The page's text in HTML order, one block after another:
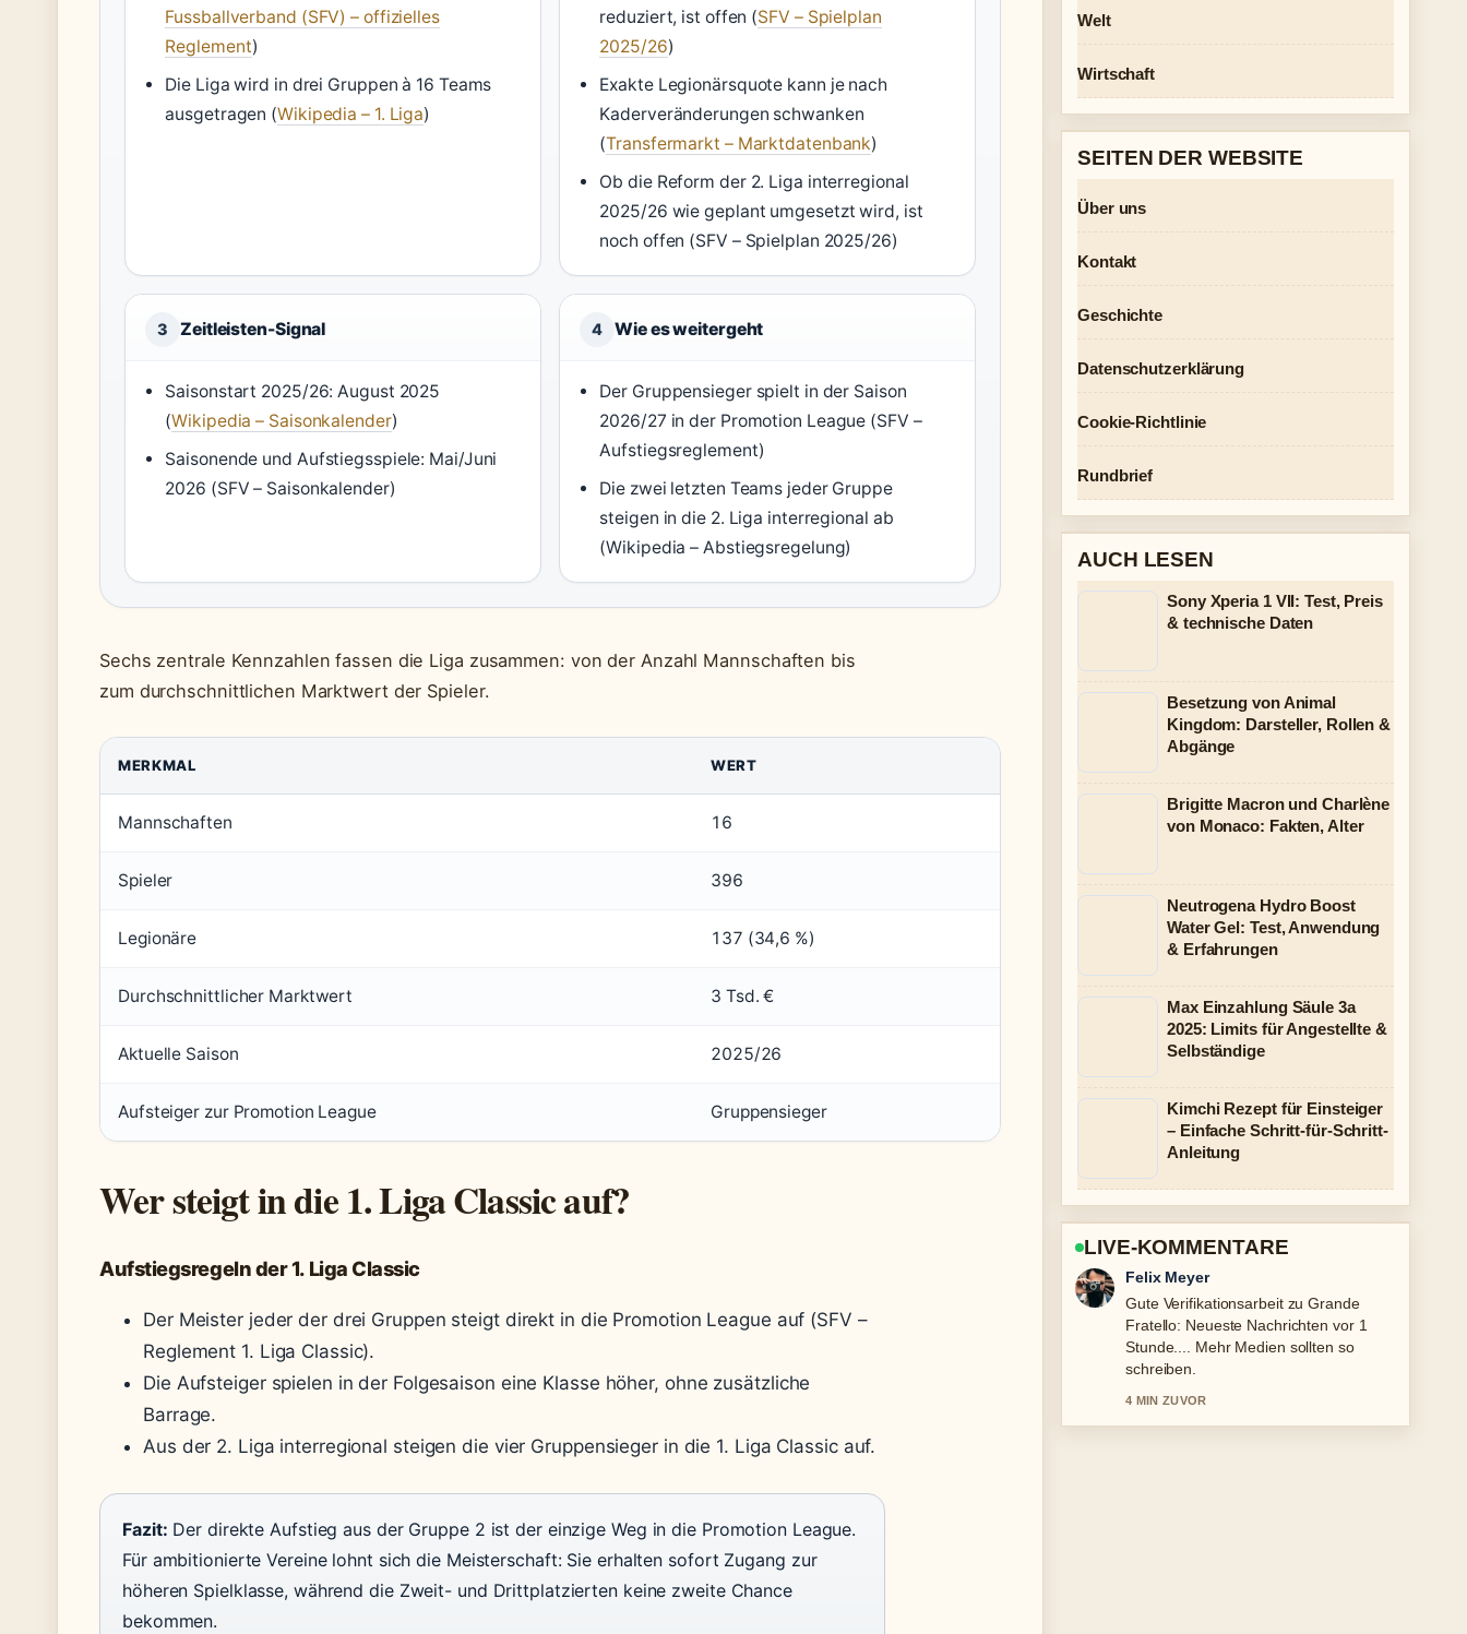
Fussballverband (SFV) – offizielles
Reglement)
Die Liga wird in drei Gruppen à 16 Teams
ausgetragen (Wikipedia – 1. Liga)
reduziert, ist offen (SFV – Spielplan
2025/26)
Exakte Legionärsquote kann je nach
Kaderveränderungen schwanken
(Transfermarkt – Marktdatenbank)
Ob die Reform der 2. Liga interregional
2025/26 wie geplant umgesetzt wird, ist
noch offen (SFV – Spielplan 2025/26)
3 Zeitleisten-Signal
Saisonstart 2025/26: August 2025
(Wikipedia – Saisonkalender)
Saisonende und Aufstiegsspiele: Mai/Juni
2026 (SFV – Saisonkalender)
4 Wie es weitergeht
Der Gruppensieger spielt in der Saison
2026/27 in der Promotion League (SFV –
Aufstiegsreglement)
Die zwei letzten Teams jeder Gruppe
steigen in die 2. Liga interregional ab
(Wikipedia – Abstiegsregelung)
Sechs zentrale Kennzahlen fassen die Liga zusammen: von der Anzahl Mannschaften bis
zum durchschnittlichen Marktwert der Spieler.
MERKMAL WERT
Mannschaften 16
Spieler 396
Legionäre 137 (34,6 %)
Durchschnittlicher Marktwert 3 Tsd. €
Aktuelle Saison 2025/26
Aufsteiger zur Promotion League Gruppensieger
Wer steigt in die 1. Liga Classic auf?
Aufstiegsregeln der 1. Liga Classic
Der Meister jeder der drei Gruppen steigt direkt in die Promotion League auf (SFV –
Reglement 1. Liga Classic).
Die Aufsteiger spielen in der Folgesaison eine Klasse höher, ohne zusätzliche
Barrage.
Aus der 2. Liga interregional steigen die vier Gruppensieger in die 1. Liga Classic auf.
Fazit: Der direkte Aufstieg aus der Gruppe 2 ist der einzige Weg in die Promotion League.
Für ambitionierte Vereine lohnt sich die Meisterschaft: Sie erhalten sofort Zugang zur
höheren Spielklasse, während die Zweit- und Drittplatzierten keine zweite Chance
bekommen.
Welt
Wirtschaft
SEITEN DER WEBSITE
Über uns
Kontakt
Geschichte
Datenschutzerklärung
Cookie-Richtlinie
Rundbrief
AUCH LESEN
Sony Xperia 1 VII: Test, Preis
& technische Daten
Besetzung von Animal
Kingdom: Darsteller, Rollen &
Abgänge
Brigitte Macron und Charlène
von Monaco: Fakten, Alter
Neutrogena Hydro Boost
Water Gel: Test, Anwendung
& Erfahrungen
Max Einzahlung Säule 3a
2025: Limits für Angestellte &
Selbständige
Kimchi Rezept für Einsteiger
– Einfache Schritt-für-Schritt-
Anleitung
LIVE-KOMMENTARE
Laura Becker
Starke Einordnung zu Pinterest
Zeichnen Ideen Leicht: 50 Motive für....
Das ist die klarste Zusammenfassung,
die ich heute gesehen habe.
6 MIN ZUVOR